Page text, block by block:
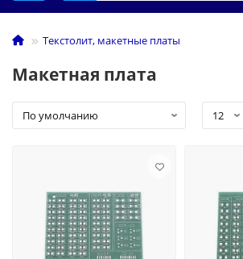
Текстолит, макетные платы
Макетная плата